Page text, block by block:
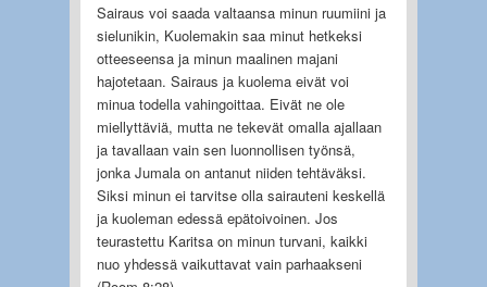
Sairaus voi saada valtaansa minun ruumiini ja
sielunikin, Kuolemakin saa minut hetkeksi
otteeseensa ja minun maalinen majani
hajotetaan. Sairaus ja kuolema eivät voi
minua todella vahingoittaa. Eivät ne ole
miellyttäviä, mutta ne tekevät omalla ajallaan
ja tavallaan vain sen luonnollisen työnsä,
jonka Jumala on antanut niiden tehtäväksi.
Siksi minun ei tarvitse olla sairauteni keskellä
ja kuoleman edessä epätoivoinen. Jos
teurastettu Karitsa on minun turvani, kaikki
nuo yhdessä vaikuttavat vain parhaakseni